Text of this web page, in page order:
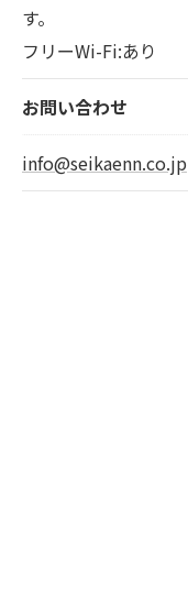
す。
フリーWi-Fi:あり
お問い合わせ
info@seikaenn.co.jp